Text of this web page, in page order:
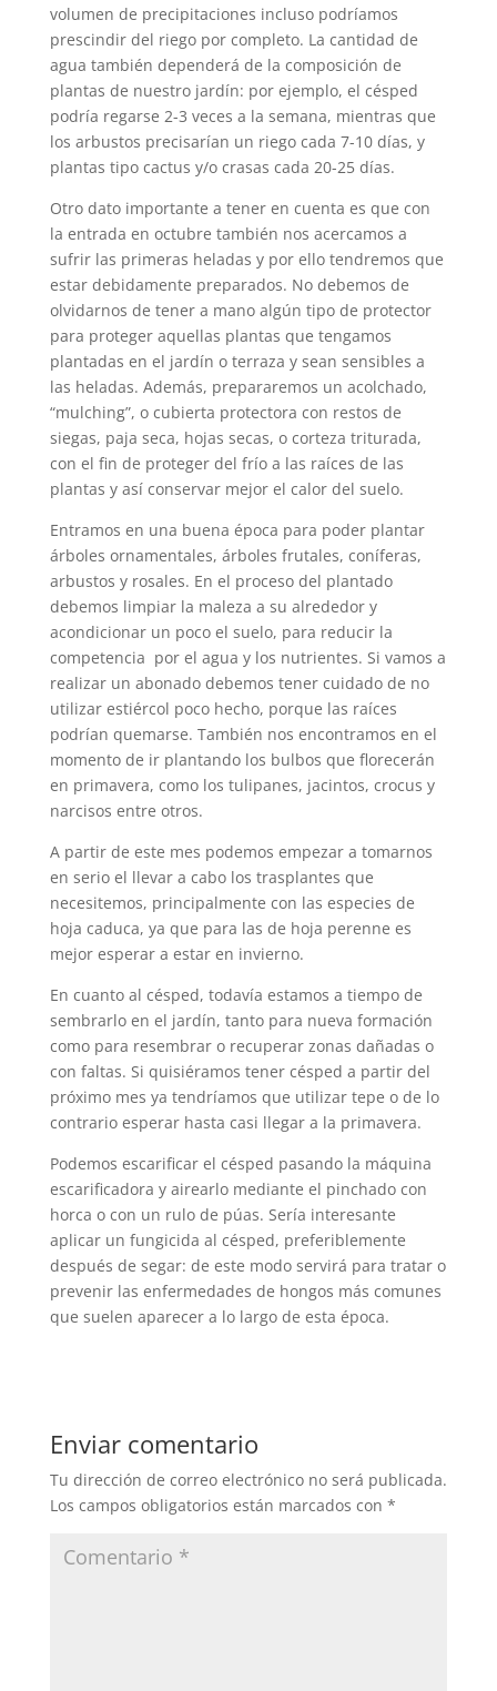
volumen de precipitaciones incluso podríamos
prescindir del riego por completo. La cantidad de
agua también dependerá de la composición de
plantas de nuestro jardín: por ejemplo, el césped
podría regarse 2-3 veces a la semana, mientras que
los arbustos precisarían un riego cada 7-10 días, y
plantas tipo cactus y/o crasas cada 20-25 días.
Otro dato importante a tener en cuenta es que con
la entrada en octubre también nos acercamos a
sufrir las primeras heladas y por ello tendremos que
estar debidamente preparados. No debemos de
olvidarnos de tener a mano algún tipo de protector
para proteger aquellas plantas que tengamos
plantadas en el jardín o terraza y sean sensibles a
las heladas. Además, prepararemos un acolchado,
“mulching”, o cubierta protectora con restos de
siegas, paja seca, hojas secas, o corteza triturada,
con el fin de proteger del frío a las raíces de las
plantas y así conservar mejor el calor del suelo.
Entramos en una buena época para poder plantar
árboles ornamentales, árboles frutales, coníferas,
arbustos y rosales. En el proceso del plantado
debemos limpiar la maleza a su alrededor y
acondicionar un poco el suelo, para reducir la
competencia por el agua y los nutrientes. Si vamos a
realizar un abonado debemos tener cuidado de no
utilizar estiércol poco hecho, porque las raíces
podrían quemarse. También nos encontramos en el
momento de ir plantando los bulbos que florecerán
en primavera, como los tulipanes, jacintos, crocus y
narcisos entre otros.
A partir de este mes podemos empezar a tomarnos
en serio el llevar a cabo los trasplantes que
necesitemos, principalmente con las especies de
hoja caduca, ya que para las de hoja perenne es
mejor esperar a estar en invierno.
En cuanto al césped, todavía estamos a tiempo de
sembrarlo en el jardín, tanto para nueva formación
como para resembrar o recuperar zonas dañadas o
con faltas. Si quisiéramos tener césped a partir del
próximo mes ya tendríamos que utilizar tepe o de lo
contrario esperar hasta casi llegar a la primavera.
Podemos escarificar el césped pasando la máquina
escarificadora y airearlo mediante el pinchado con
horca o con un rulo de púas. Sería interesante
aplicar un fungicida al césped, preferiblemente
después de segar: de este modo servirá para tratar o
prevenir las enfermedades de hongos más comunes
que suelen aparecer a lo largo de esta época.
Enviar comentario
Tu dirección de correo electrónico no será publicada.
Los campos obligatorios están marcados con *